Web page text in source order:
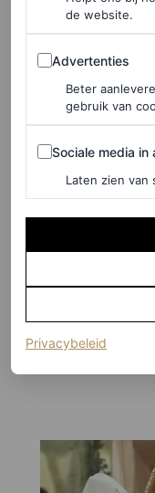
©GETTY IMAGES
8/20
de website.
Advertenties
Advertenties
Beter
gebruik van
Sociale media in
Sociale media in
Laten zien van
Privacybeleid